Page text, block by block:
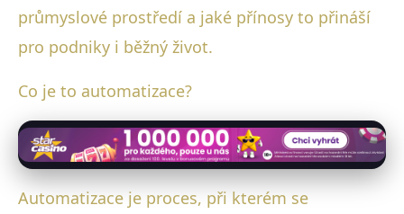
průmyslové prostředí a jaké přínosy to přináší
pro podniky i běžný život.
Co je to automatizace?
Automatizace je proces, při kterém se